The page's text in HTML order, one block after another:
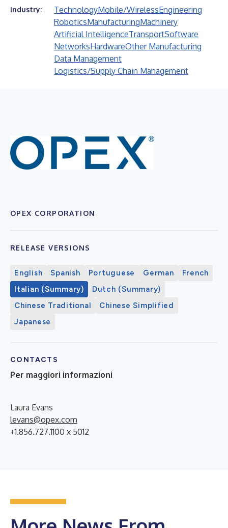
Industry: TechnologyMobile/WirelessEngineering
RoboticsManufacturingMachinery
Artificial IntelligenceTransportSoftware
NetworksHardwareOther Manufacturing
Data Management
Logistics/Supply Chain Management
OPEX CORPORATION
RELEASE VERSIONS
English Spanish Portuguese German
French
Italian (Summary)
Dutch (Summary)
Chinese Traditional
Chinese Simplified
Japanese
CONTACTS
Per maggiori informazioni
Laura Evans
levans@opex.com
+1.856.727.1100 x 5012